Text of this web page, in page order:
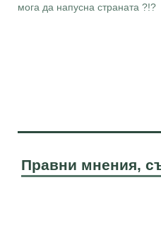
мога да напусна страната ?!?
Правни мнения,